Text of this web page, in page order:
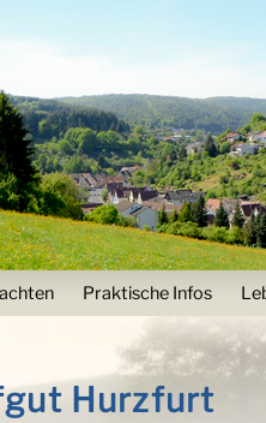
Praktische Infos
Hurzfurt